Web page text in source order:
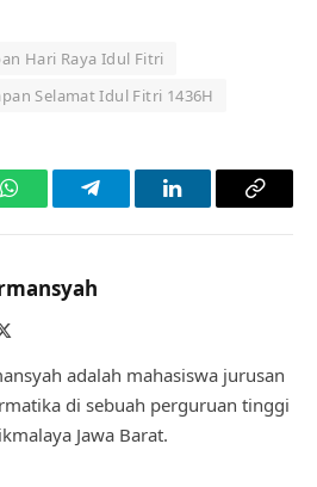
Hari Raya Idul Fitri
Selamat Idul Fitri 1436H
WhatsAppTelegramLinkedInCopy
adalah mahasiswa jurusan
di sebuah perguruan tinggi
Jawa Barat.